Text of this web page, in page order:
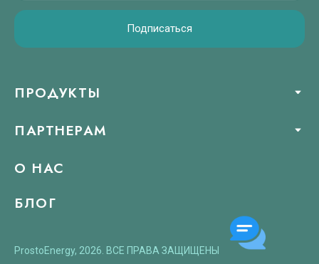
Подписаться
ПРОДУКТЫ
ПАРТНЕРАМ
О НАС
БЛОГ
ProstoEnergy, 2026. ВСЕ ПРАВА ЗАЩИЩЕНЫ